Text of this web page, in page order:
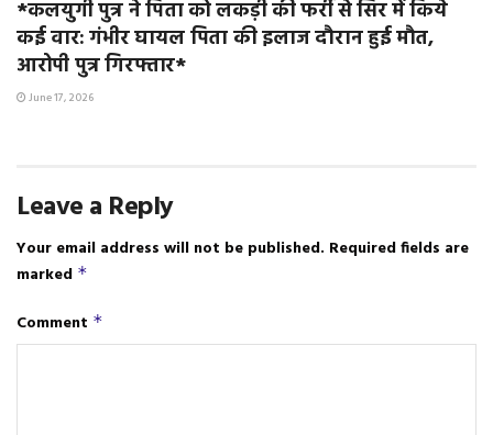
*कलयुगी पुत्र ने पिता को लकड़ी की फर्री से सिर में किये
कई वार: गंभीर घायल पिता की इलाज दौरान हुई मौत,
आरोपी पुत्र गिरफ्तार*
June 17, 2026
Leave a Reply
Your email address will not be published. Required fields are
marked *
Comment *